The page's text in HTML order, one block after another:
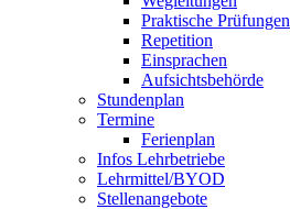
Praktische Prüfungen
Repetition
Einsprachen
Aufsichtsbehörde
Stundenplan
Termine
Ferienplan
Infos Lehrbetriebe
Lehrmittel/BYOD
Stellenangebote